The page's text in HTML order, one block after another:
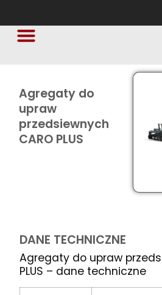
Agregaty do
upraw
przedsiewnych
CARO PLUS
DANE TECHNICZNE
Agregaty do upraw
PLUS – dane techniczne